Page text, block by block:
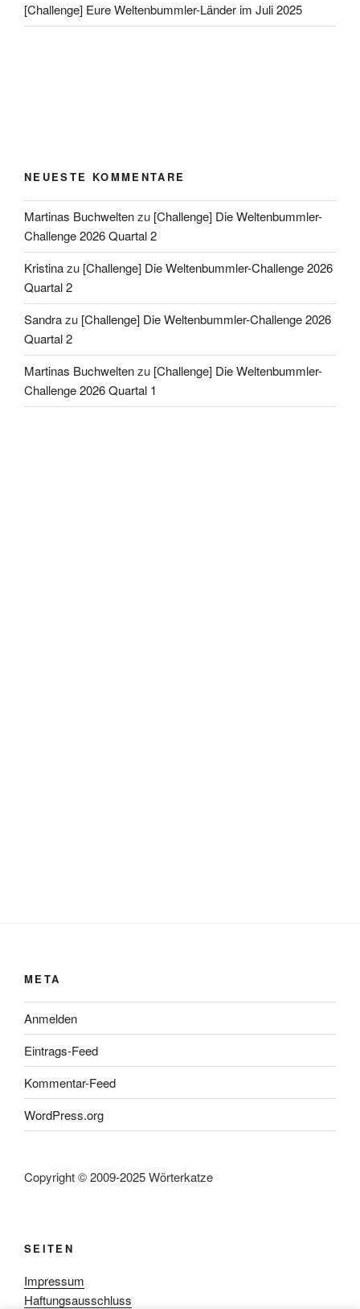
[Challenge] Eure Weltenbummler-Länder im Juli 2025
NEUESTE KOMMENTARE
Martinas Buchweltenzu [Challenge] Die Weltenbummler-
Challenge 2026 Quartal 2
Kristinazu [Challenge] Die Weltenbummler-Challenge 2026
Quartal 2
Sandrazu [Challenge] Die Weltenbummler-Challenge 2026
Quartal 2
Martinas Buchweltenzu [Challenge] Die Weltenbummler-
Challenge 2026 Quartal 1
META
Anmelden
Eintrags-Feed
Kommentar-Feed
WordPress.org
Copyright © 2009-2025 Wörterkatze
SEITEN
Impressum
Haftungsausschluss